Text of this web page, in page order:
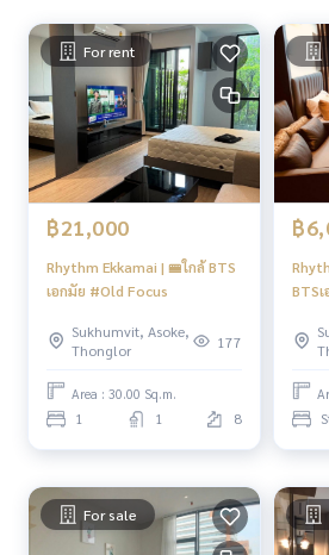
For rent
฿21,000
Rhythm Ekkamai | 🚝ใกล้ BTS
เอกมัย #Old Focus
Sukhumvit, Asoke,
Thonglor
177
Area : 30.00 Sq.m.
1 1 8
฿
BTS
For sale